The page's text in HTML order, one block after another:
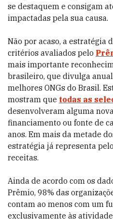
se destaquem e consigam
impactadas pela sua causa.
Não por acaso, a estratégia
critérios avaliados pelo
mais importante
brasileiro, que divulga
melhores ONGs do Brasil.
mostram que todas as
desenvolveram alguma
financiamento ou fonte de
anos. Em mais da metade
estratégia já representa
receitas.
Ainda de acordo com os
Prêmio, 98% das
contam ao menos com um
exclusivamente às